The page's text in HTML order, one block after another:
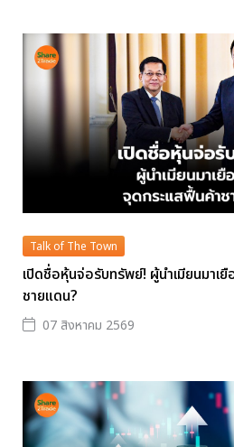
Talk of The Town
เปิดชื่อหุ้นจ่อรับทรัพย์! ผู้นำเมียนมาเ
ชายแดน?
07 สิงหาคม 2569